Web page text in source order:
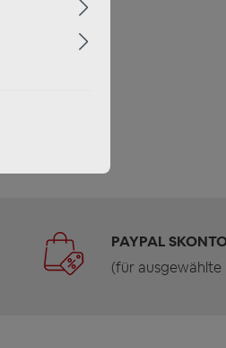
PAYPAL
(für ausgewählte